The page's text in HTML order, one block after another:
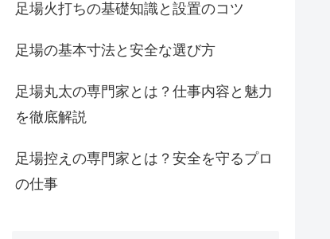
足場火打ちの基礎知識と設置のコツ
足場の基本寸法と安全な選び方
足場丸太の専門家とは？仕事内容と魅力
を徹底解説
足場控えの専門家とは？安全を守るプロ
の仕事